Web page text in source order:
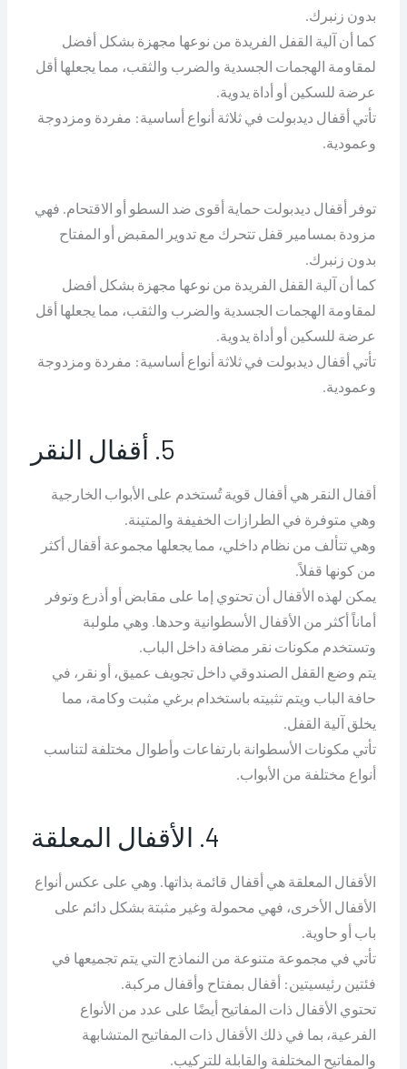
بدون زنبرك.
كما أن آلية القفل الفريدة من نوعها مجهزة بشكل أفضل
لمقاومة الهجمات الجسدية والضرب والثقب، مما يجعلها أقل
عرضة للسكين أو أداة يدوية.
تأتي أقفال ديدبولت في ثلاثة أنواع أساسية: مفردة ومزدوجة
وعمودية.
توفر أقفال ديدبولت حماية أقوى ضد السطو أو الاقتحام. فهي
مزودة بمسامير قفل تتحرك مع تدوير المقبض أو المفتاح
بدون زنبرك.
كما أن آلية القفل الفريدة من نوعها مجهزة بشكل أفضل
لمقاومة الهجمات الجسدية والضرب والثقب، مما يجعلها أقل
عرضة للسكين أو أداة يدوية.
تأتي أقفال ديدبولت في ثلاثة أنواع أساسية: مفردة ومزدوجة
وعمودية.
5. أقفال النقر
أقفال النقر هي أقفال قوية تُستخدم على الأبواب الخارجية
وهي متوفرة في الطرازات الخفيفة والمتينة.
وهي تتألف من نظام داخلي، مما يجعلها مجموعة أقفال أكثر
من كونها قفلاً.
يمكن لهذه الأقفال أن تحتوي إما على مقابض أو أذرع وتوفر
أماناً أكثر من الأقفال الأسطوانية وحدها. وهي ملولبة
وتستخدم مكونات نقر مضافة داخل الباب.
يتم وضع القفل الصندوقي داخل تجويف عميق، أو نقر، في
حافة الباب ويتم تثبيته باستخدام برغي مثبت وكامة، مما
يخلق آلية القفل.
تأتي مكونات الأسطوانة بارتفاعات وأطوال مختلفة لتناسب
أنواع مختلفة من الأبواب.
4. الأقفال المعلقة
الأقفال المعلقة هي أقفال قائمة بذاتها. وهي على عكس أنواع
الأقفال الأخرى، فهي محمولة وغير مثبتة بشكل دائم على
باب أو حاوية.
تأتي في مجموعة متنوعة من النماذج التي يتم تجميعها في
فئتين رئيسيتين: أقفال بمفتاح وأقفال مركبة.
تحتوي الأقفال ذات المفاتيح أيضًا على عدد من الأنواع
الفرعية، بما في ذلك الأقفال ذات المفاتيح المتشابهة
والمفاتيح المختلفة والقابلة للتركيب.